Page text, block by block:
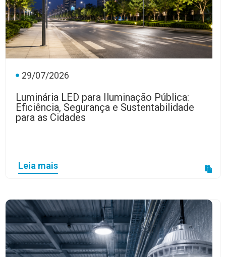
29/07/2026
Luminária LED para Iluminação Pública:
Eficiência, Segurança e Sustentabilidade
para as Cidades
Leia mais